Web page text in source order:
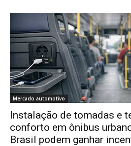
Mercado automotivo
Instalação de tomadas e
conforto em ônibus
Brasil podem ganhar